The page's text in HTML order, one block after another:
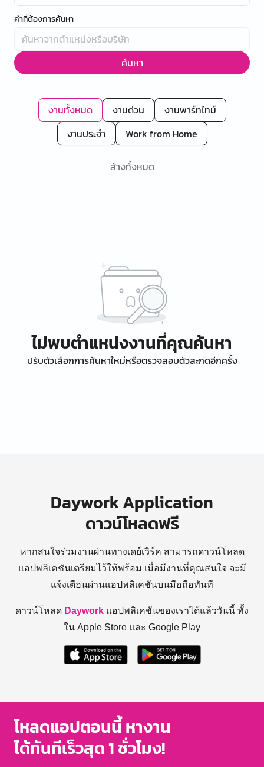
คำที่ต้องการค้นหา
ค้นหา
งานทั้งหมด งานด่วน
งานพาร์ทไทม์
งานประจำ
Work from Home
ล้างทั้งหมด
ไม่พบตำแหน่งงานที่คุณค้นหา
ปรับตัวเลือกการค้นหาใหม่หรือตรวจสอบตัวสะกดอีกครั้ง
Daywork Application
ดาวน์โหลดฟรี
หากสนใจร่วมงานผ่านทางเดย์เวิร์ค สามารถดาวน์โหลด
แอปพลิเคชันเตรียมไว้ให้พร้อม เมื่อมีงานที่คุณสนใจ จะมี
แจ้งเตือนผ่านแอปพลิเคชันบนมือถือทันที
ดาวน์โหลด Daywork แอปพลิเคชันของเราได้แล้ววันนี้ ทั้ง
ใน Apple Store และ Google Play
โหลดแอปตอนนี้ หางาน
ได้ทันทีเร็วสุด 1 ชั่วโมง!